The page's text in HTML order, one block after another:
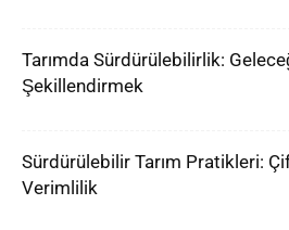
Tarımda Sürdürülebilirlik:
Şekillendirmek
Sürdürülebilir Tarım Pratikleri:
Verimlilik